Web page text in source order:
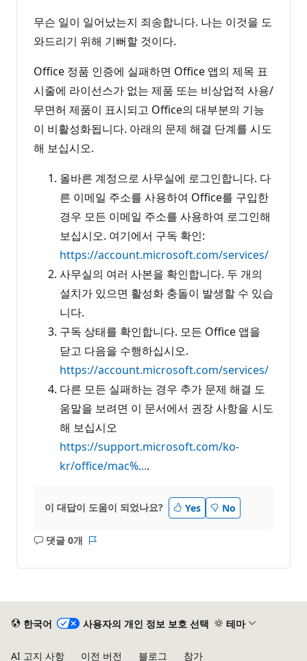
무슨 일이 일어났는지 죄송합니다. 나는 이것을 도
와드리기 위해 기뻐할 것이다.
Office 정품 인증에 실패하면 Office 앱의 제목 표
시줄에 라이선스가 없는 제품 또는 비상업적 사용/
무면허 제품이 표시되고 Office의 대부분의 기능
이 비활성화됩니다. 아래의 문제 해결 단계를 시도
해 보십시오.
올바른 계정으로 사무실에 로그인합니다. 다
른 이메일 주소를 사용하여 Office를 구입한
경우 모든 이메일 주소를 사용하여 로그인해
보십시오. 여기에서 구독 확인:
https://account.microsoft.com/services/
사무실의 여러 사본을 확인합니다. 두 개의
설치가 있으면 활성화 충돌이 발생할 수 있습
니다.
구독 상태를 확인합니다. 모든 Office 앱을
닫고 다음을 수행하십시오.
https://account.microsoft.com/services/
다른 모든 실패하는 경우 추가 문제 해결 도
움말을 보려면 이 문서에서 권장 사항을 시도
해 보십시오
https://support.microsoft.com/ko-
kr/office/mac%....
이 대답이 도움이 되었나요? Yes No
댓글 0개
설
한국어 사용자의 개인 정보 보호 선택 테마
AI 고지 사항 이전 버전 블로그 참가